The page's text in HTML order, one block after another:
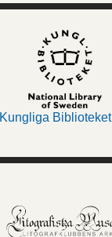
Kungliga Biblioteket